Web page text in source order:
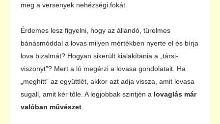
meg a versenyek nehézségi fokát.
Érdemes lesz figyelni, hogy az állandó, türelmes
bánásmóddal a lovas milyen mértékben nyerte el és bírja
lova bizalmát? Hogyan sikerült kialakítania a „társi-
viszonyt”? Mert a ló megérzi a lovasa gondolatait. Ha
„meghitt” az együttlét, akkor azt adja vissza, amit lovasa
sugall, amit kér tőle. A legjobbak szintjén a lovaglás már
valóban művészet